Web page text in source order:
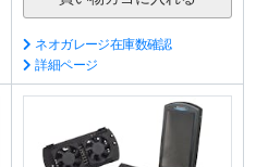
ネオガレージ在庫数確認
詳細ページ